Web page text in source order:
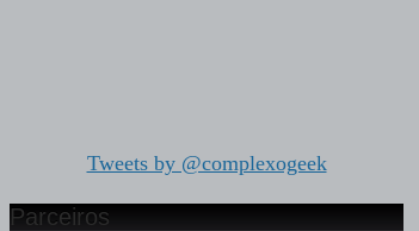
Tweets by @complexogeek
Parceiros